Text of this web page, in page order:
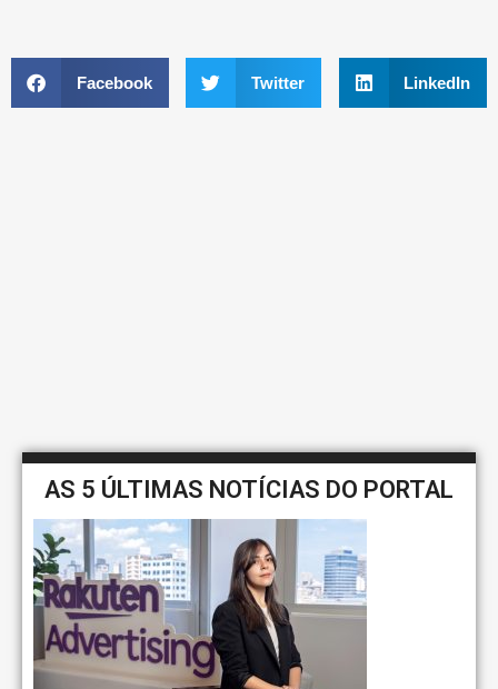
Facebook Twitter LinkedIn
AS 5 ÚLTIMAS NOTÍCIAS DO PORTAL